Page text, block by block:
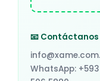
📧 Contáctanos
WhatsApp: